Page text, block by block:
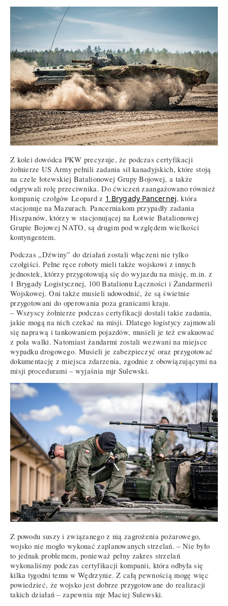
Z kolei dowódca PKW precyzuje, że podczas certyfikacji
żołnierze US Army pełnili zadania sił kanadyjskich, które stoją
na czele łotewskiej Batalionowej Grupy Bojowej, a także
odgrywali rolę przeciwnika. Do ćwiczeń zaangażowano również
kompanię czołgów Leopard z 1 Brygady Pancernej, która
stacjonuje na Mazurach. Pancerniakom przypadły zadania
Hiszpanów, którzy w stacjonującej na Łotwie Batalionowej
Grupie Bojowej NATO, są drugim pod względem wielkości
kontyngentem.
Podczas „Dźwiny” do działań zostali włączeni nie tylko
czołgiści. Pełne ręce roboty mieli także wojskowi z innych
jednostek, którzy przygotowują się do wyjazdu na misję, m.in. z
1 Brygady Logistycznej, 100 Batalionu Łączności i Żandarmerii
Wojskowej. Oni także musieli udowodnić, że są świetnie
przygotowani do operowania poza granicami kraju.
– Wszyscy żołnierze podczas certyfikacji dostali takie zadania,
jakie mogą na nich czekać na misji. Dlatego logistycy zajmowali
się naprawą i tankowaniem pojazdów, musieli je też ewakuować
z pola walki. Natomiast żandarmi zostali wezwani na miejsce
wypadku drogowego. Musieli je zabezpieczyć oraz przygotować
dokumentację z miejsca zdarzenia, zgodnie z obowiązującymi na
misji procedurami – wyjaśnia mjr Sulewski.
Z powodu suszy i związanego z nią zagrożenia pożarowego,
wojsko nie mogło wykonać zaplanowanych strzelań. – Nie było
to jednak problemem, ponieważ pełny zakres strzelań
wykonaliśmy podczas certyfikacji kompanii, która odbyła się
kilka tygodni temu w Wędrzynie. Z całą pewnością mogę więc
powiedzieć, że wojsko jest dobrze przygotowane do realizacji
takich działań – zapewnia mjr Maciej Sulewski.